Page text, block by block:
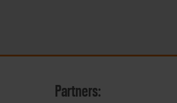
Partners: